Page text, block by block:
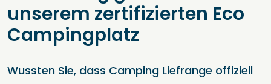
unserem zertifizierten Eco
Campingplatz
Wussten Sie, dass Camping Liefrange offiziell